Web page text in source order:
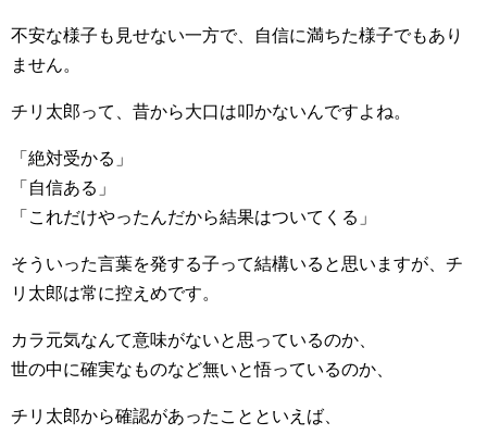
不安な様子も見せない一方で、自信に満ちた様子でもあり
ません。
チリ太郎って、昔から大口は叩かないんですよね。
「絶対受かる」
「自信ある」
「これだけやったんだから結果はついてくる」
そういった言葉を発する子って結構いると思いますが、チ
リ太郎は常に控えめです。
カラ元気なんて意味がないと思っているのか、
世の中に確実なものなど無いと悟っているのか、
チリ太郎から確認があったことといえば、